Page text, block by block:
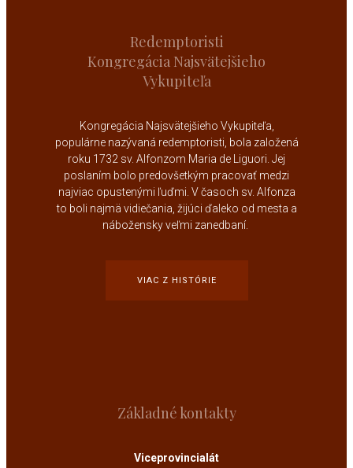
Redemptoristi
Kongregácia Najsvätejšieho
Vykupiteľa
Kongregácia Najsvätejšieho Vykupiteľa,
populárne nazývaná redemptoristi, bola založená
roku 1732 sv. Alfonzom Maria de Liguori . Jej
poslaním bolo predovšetkým pracovať medzi
najviac opustenými ľuďmi. V časoch sv. Alfonza
to boli najmä vidiečania, žijúci ďaleko od mesta a
nábožensky veľmi zanedbaní.
VIAC Z HISTÓRIE
Základné kontakty
Viceprovincialát